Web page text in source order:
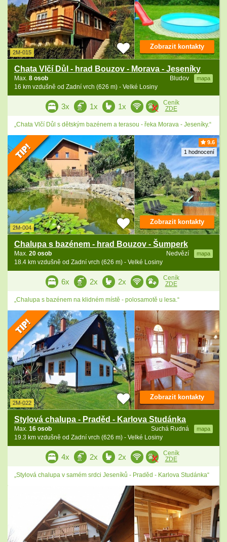
2M-015
Chata Vlčí Důl - hrad Bouzov - Morava - Jeseníky
Bludov mapa
Max. 8 osob
16 km vzdušně od Zadní vrch (626 m) - Velké Losiny
Zobrazit kontakty
3x 1x 1x
Ceník
ZDE
„Chata Vlčí Důl s dětským bazénem a terasou - řeka Morava - Jeseníky.“
9.6
1 hodnocení
2M-004
Chalupa s bazénem - hrad Bouzov - Šumperk
Nedvězí mapa
Max. 20 osob
18.4 km vzdušně od Zadní vrch (626 m) - Velké Losiny
Zobrazit kontakty
6x 2x 2x
Ceník
ZDE
„Chalupa s bazénem na klidném místě - polosamotě u lesa.“
2M-022
Stylová chalupa - Praděd - Karlova Studánka
Suchá Rudná mapa
Max. 16 osob
19.3 km vzdušně od Zadní vrch (626 m) - Velké Losiny
Zobrazit kontakty
4x 2x 2x
Ceník
ZDE
„Stylová chalupa v samém srdci Jeseníků - Praděd - Karlova Studánka“